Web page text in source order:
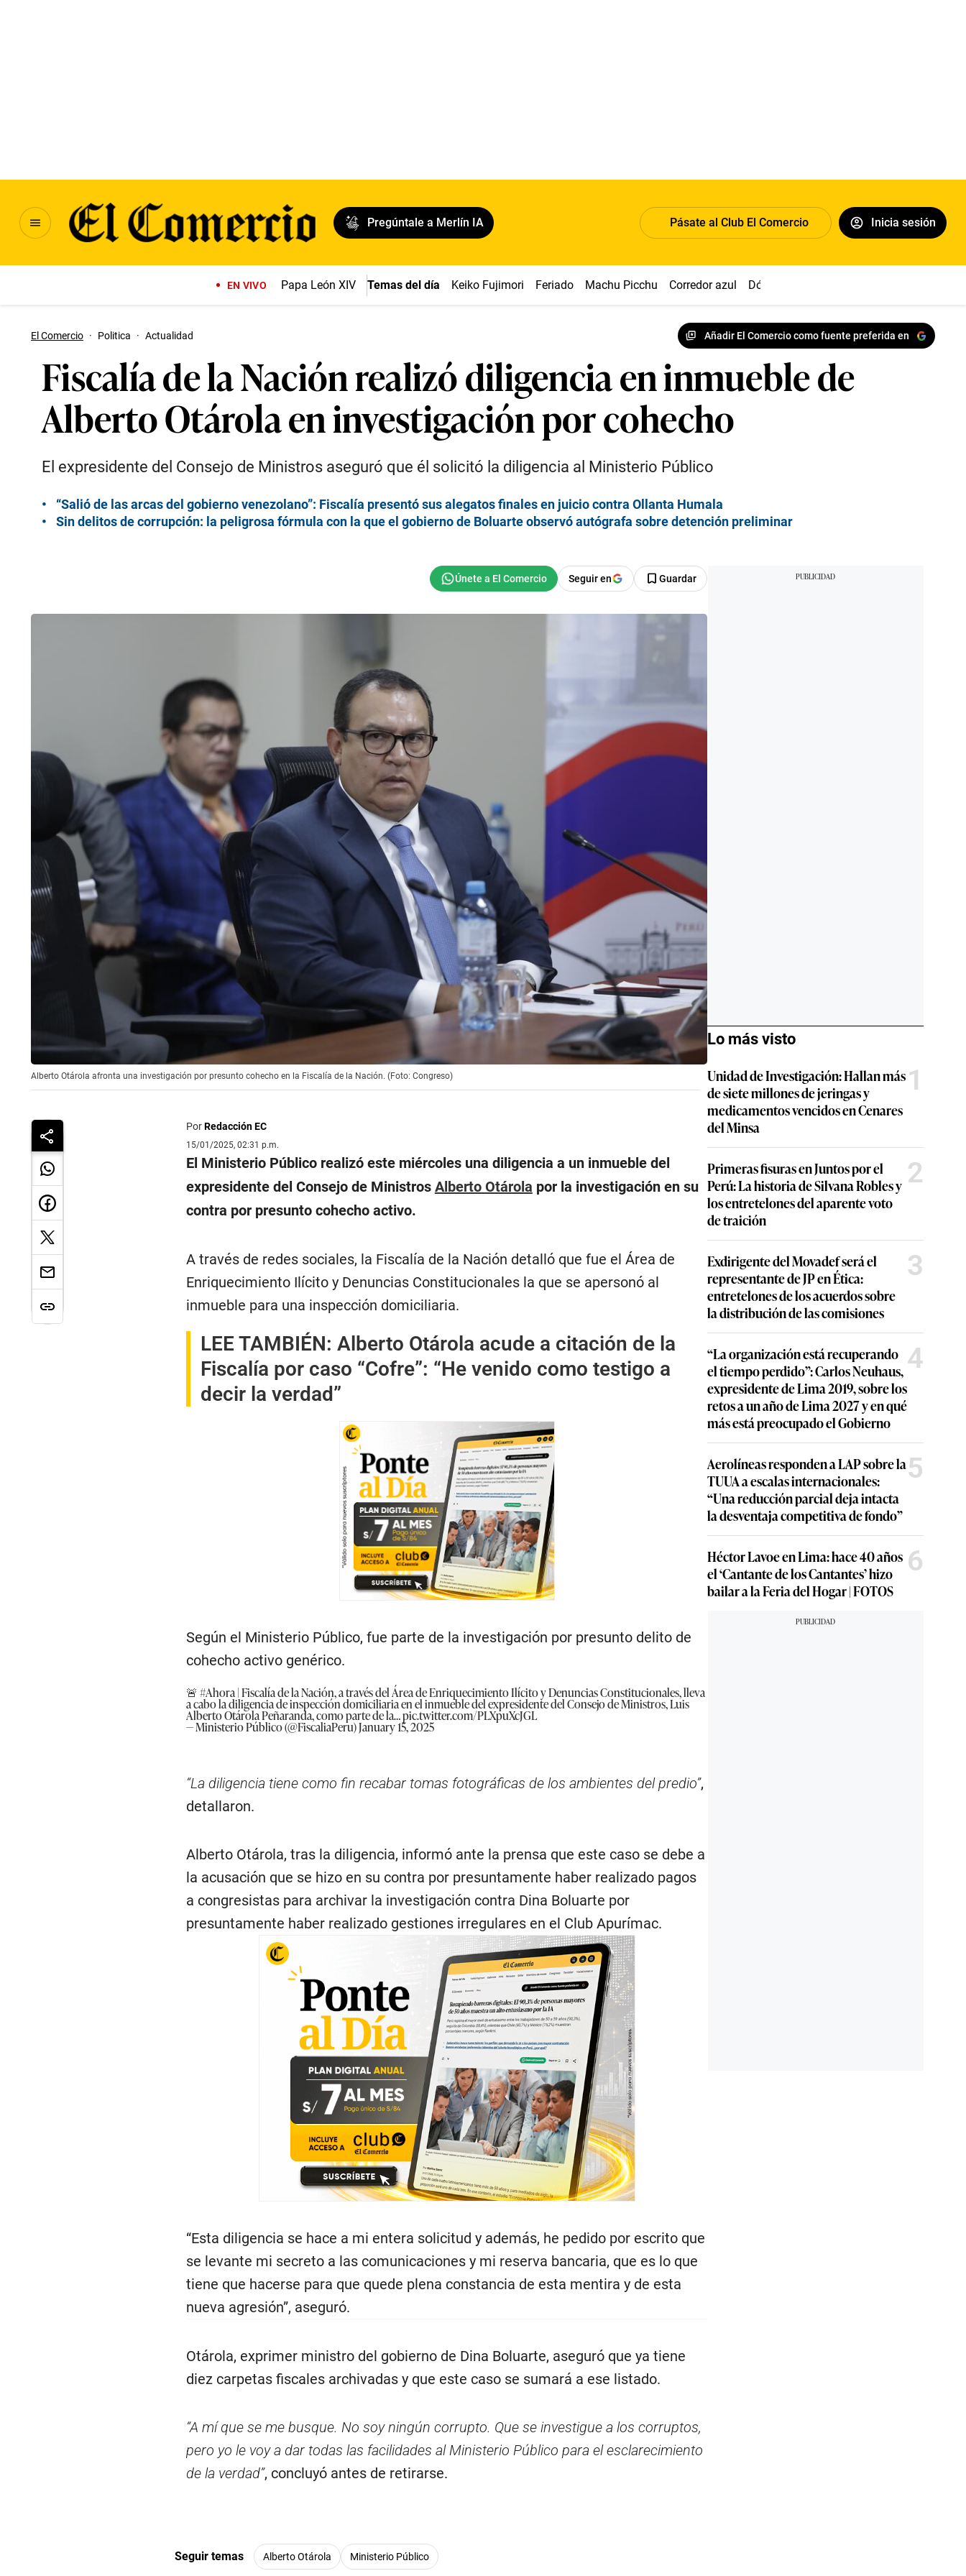
Pregúntale a Merlín IA Pásate al Club El Comercio Inicia sesión
EN VIVO Papa León XIV Temas del día Keiko Fujimori Feriado Machu Picchu Corredor azul Dólar
El Comercio · Politica · Actualidad Añadir El Comercio como fuente preferida en
Fiscalía de la Nación realizó diligencia en inmueble de
Alberto Otárola en investigación por cohecho
El expresidente del Consejo de Ministros aseguró que él solicitó la diligencia al Ministerio Público
“Salió de las arcas del gobierno venezolano”: Fiscalía presentó sus alegatos finales en juicio contra Ollanta Humala
Sin delitos de corrupción: la peligrosa fórmula con la que el gobierno de Boluarte observó autógrafa sobre detención preliminar
Seguir en Guardar
Alberto Otárola afronta una investigación por presunto cohecho en la Fiscalía de la Nación. (Foto: Congreso)
PorRedacción EC
15/01/2025, 02:31 p.m.
El Ministerio Público realizó este miércoles una diligencia a un inmueble del
expresidente del Consejo de Ministros Alberto Otárola por la investigación en su
contra por presunto cohecho activo.
A través de redes sociales, la Fiscalía de la Nación detalló que fue el Área de
Enriquecimiento Ilícito y Denuncias Constitucionales la que se apersonó al
inmueble para una inspección domiciliaria.
LEE TAMBIÉN: Alberto Otárola acude a citación de la
Fiscalía por caso “Cofre”: “He venido como testigo a
decir la verdad”
Según el Ministerio Público, fue parte de la investigación por presunto delito de
cohecho activo genérico.
a cabo la diligencia de inspección domiciliaria en el inmueble del expresidente del Consejo de Ministros, Luis
Alberto Otárola Peñaranda, como parte de la…pic.twitter.com/PLXpuXcJGL
— Ministerio Público (@FiscaliaPeru)January 15, 2025
detallaron.
la acusación que se hizo en su contra por presuntamente haber realizado pagos
a congresistas para archivar la investigación contra Dina Boluarte por
presuntamente haber realizado gestiones irregulares en el Club Apurímac.
se levante mi secreto a las comunicaciones y mi reserva bancaria, que es lo que
tiene que hacerse para que quede plena constancia de esta mentira y de esta
nueva agresión”, aseguró.
diez carpetas fiscales archivadas y que este caso se sumará a ese listado.
pero yo le voy a dar todas las facilidades al Ministerio Público para el esclarecimiento
de la verdad”, concluyó antes de retirarse.
Alberto Otárola Ministerio Público
Lo más visto
Unidad de Investigación: Hallan más
de siete millones de jeringas y
medicamentos vencidos en Cenares
del Minsa
1
Primeras fisuras en Juntos por el
Perú: La historia de Silvana Robles y
los entretelones del aparente voto
de traición
2
Exdirigente del Movadef será el
representante de JP en Ética:
entretelones de los acuerdos sobre
la distribución de las comisiones
3
“La organización está recuperando
el tiempo perdido”: Carlos Neuhaus,
expresidente de Lima 2019, sobre los
retos a un año de Lima 2027 y en qué
más está preocupado el Gobierno
4
Aerolíneas responden a LAP sobre la
TUUA a escalas internacionales:
“Una reducción parcial deja intacta
la desventaja competitiva de fondo”
5
Héctor Lavoe en Lima: hace 40 años
el ‘Cantante de los Cantantes’ hizo
bailar a la Feria del Hogar | FOTOS
6